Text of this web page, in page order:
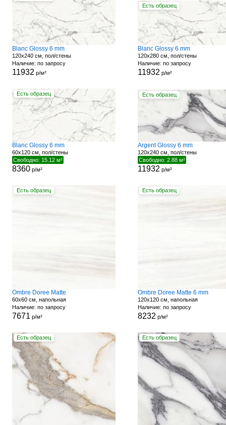
Blanc Glossy 6 mm
120x240 см, пол/стены
Наличие: по запросу
11932 р/м²
Есть образец
Blanc Glossy 6 mm
120x280 см, пол/стены
Наличие: по запросу
11932 р/м²
Есть образец
Blanc Glossy 6 mm
60x120 см, пол/стены
Свободно: 15.12 м²
8360р/м²
Есть образец
Argent Glossy 6 mm
120x240 см, пол/стены
Свободно: 2.88 м²
11932 р/м²
Есть образец
Ombre Doree Matte
60x60 см, напольная
Наличие: по запросу
7671 р/м²
Есть образец
Ombre Doree Matte 6 mm
120x120 см, напольная
Наличие: по запросу
8232 р/м²
Есть образец Есть образец